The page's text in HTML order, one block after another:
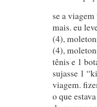
se a
mais. eu
(4),
(4),
tênis e 1
sujasse 1
viagem.
o que